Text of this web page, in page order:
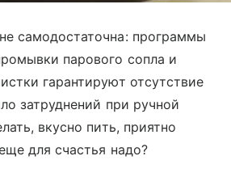
самодостаточна: программы
парового сопла и
гарантируют отсутствие
затруднений при ручной
вкусно пить, приятно
для счастья надо?